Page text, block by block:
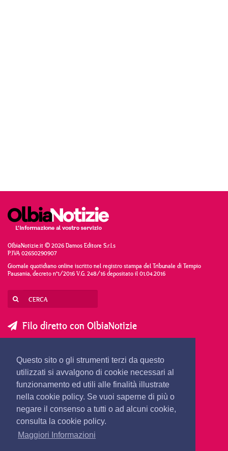
Questo sito o gli strumenti terzi da questo
utilizzati si avvalgono di cookie necessari al
funzionamento ed utili alle finalità illustrate
nella cookie policy. Se vuoi saperne di più o
negare il consenso a tutti o ad alcuni cookie,
consulta la cookie policy.
Maggiori Informazioni
OlbiaNotizie.it © 2026 Damos Editore S.r.l.s
P.IVA 02650290907
Giornale quotidiano online iscritto nel registro stampa del Tribunale di Tempio
Pausania, decreto n°1/2016 V.G. 248/16 depositato il 01.04.2016
Filo diretto con OlbiaNotizie
SEGNALA UNA NOTIZIA
SEGNALA UN EVENTO
redazione@olbianotizie.it